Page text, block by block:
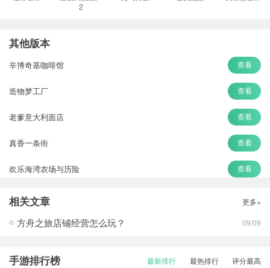
2
其他版本
辛博奇基咖啡馆 查看
造物梦工厂 查看
老爹意大利面店 查看
真香一条街 查看
欢乐海湾农场与历险 查看
悠悠田园
合并庄园阳光之家 查看
相关文章 更多+
方舟之旅店铺经营怎么玩？ 09/09
手游排行榜 最新排行 最热排行 评分最高